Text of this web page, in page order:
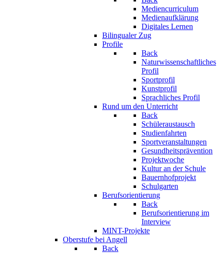
Mediencurriculum
Medienaufklärung
Digitales Lernen
Bilingualer Zug
Profile
Back
Naturwissenschaftliches
Profil
Sportprofil
Kunstprofil
Sprachliches Profil
Rund um den Unterricht
Back
Schüleraustausch
Studienfahrten
Sportveranstaltungen
Gesundheitsprävention
Projektwoche
Kultur an der Schule
Bauernhofprojekt
Schulgarten
Berufsorientierung
Back
Berufsorientierung im
Interview
MINT-Projekte
Oberstufe bei Angell
Back